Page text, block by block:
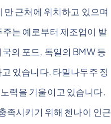
만 근처에 위치하고 있으며
는 예로부터 제조업이 발
의 포드, 독일의 BMW 등
있습니다. 타밀나두주 정
력을 기울이고 있습니다.
족시키기 위해 첸나이 인근